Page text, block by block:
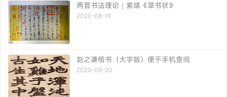
两晋书法理论｜索靖《草书状》
2020-08-19
赵之谦楷书（大字版）便于手机查阅
2020-08-20